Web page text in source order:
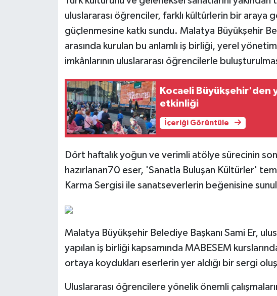
uluslararası öğrenciler, farklı kültürlerin bir araya
güçlenmesine katkı sundu. Malatya Büyükşehir
arasında kurulan bu anlamlı iş birliği, yerel
imkânlarının uluslararası öğrencilerle
Kocaeli Büyükşehir'den
etkinliği
İçeriği Görüntüle
Dört haftalık yoğun ve verimli atölye sürecinin
hazırlanan70 eser, 'Sanatla Buluşan Kültürler'
Karma Sergisi ile sanatseverlerin beğenisine
Malatya Büyükşehir Belediye Başkanı Sami Er,
yapılan iş birliği kapsamında MABESEM
ortaya koydukları eserlerin yer aldığı bir sergi
Uluslararası öğrencilere yönelik önemli